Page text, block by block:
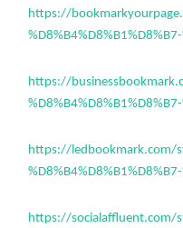
https://
https://
https://ledbookmark.com/
https://socialaffluent.com/